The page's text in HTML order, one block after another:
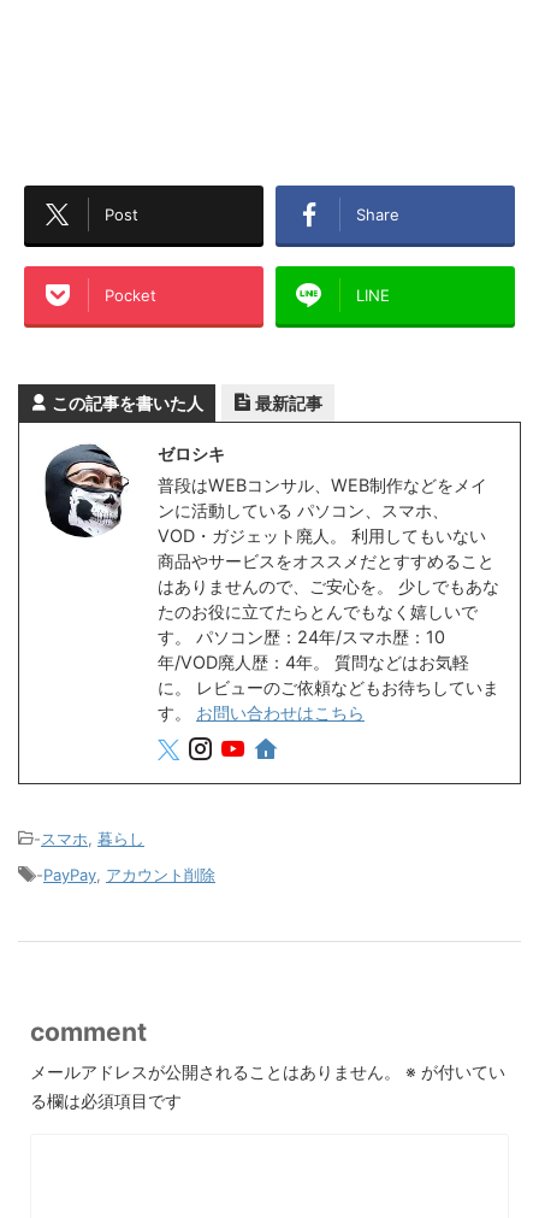
Post Share
Pocket LINE
この記事を書いた人 最新記事
ゼロシキ
普段はWEBコンサル、WEB制作などをメイ
ンに活動している パソコン、スマホ、
VOD・ガジェット廃人。 利用してもいない
商品やサービスをオススメだとすすめること
はありませんので、ご安心を。 少しでもあな
たのお役に立てたらとんでもなく嬉しいで
す。 パソコン歴：24年/スマホ歴：10
年/VOD廃人歴：4年。 質問などはお気軽
に。 レビューのご依頼などもお待ちしていま
す。 お問い合わせはこちら
-スマホ 暮らし
-PayPay アカウント削除
comment
メールアドレスが公開されることはありません。 ※ が付いてい
る欄は必須項目です